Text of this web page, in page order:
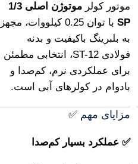
موتور کولر
موتوژن اصلی 1/3
SP
با توان 0.25 کیلووات، مجهز
به بلبرینگ باکیفیت و بدنه
فولادی ST-12، انتخابی مطمئن
برای عملکردی نرم، کم‌صدا و
بادوام در کولرهای آبی است.
مزایای مهم ✅
✅ عملکرد بسیار کم‌صدا